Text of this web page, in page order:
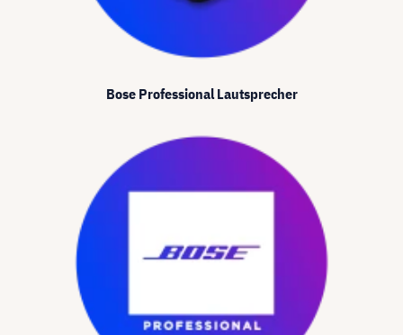
Bose Professional Lautsprecher